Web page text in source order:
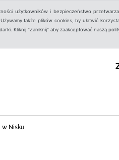
użytkowników i bezpieczeństwo
także plików cookies, by ułatwić
Kliknij "Zamknij" aby zaakceptować naszą
w Nisku